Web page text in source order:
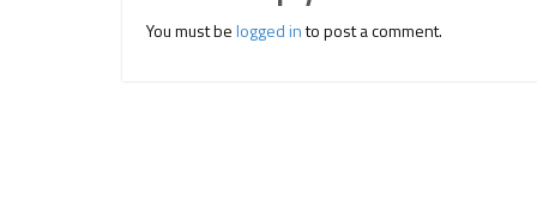
You must belogged into post a comment.